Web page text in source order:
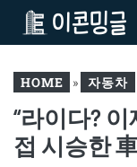
로 HOME » 자동차
“라이다? 이제 필요없다
정의선 직접 시승한 車,
정체는
“라이다?
접 시승한